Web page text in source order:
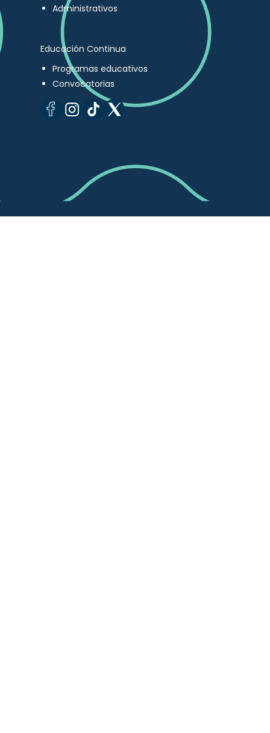
Administrativos
Educación Continua
Programas educativos
Convocatorias